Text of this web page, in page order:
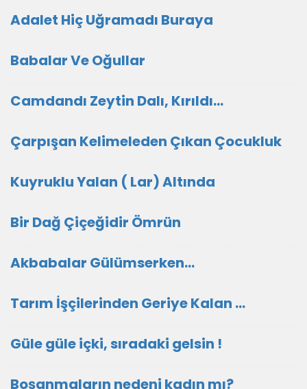
Adalet Hiç Uğramadı Buraya
Babalar Ve Oğullar
Camdandı Zeytin Dalı, Kırıldı…
Çarpışan Kelimeleden Çıkan Çocukluk
Kuyruklu Yalan ( Lar) Altında
Bir Dağ Çiçeğidir Ömrün
Akbabalar Gülümserken…
Tarım İşçilerinden Geriye Kalan …
Güle güle içki, sıradaki gelsin !
Boşanmaların nedeni kadın mı?